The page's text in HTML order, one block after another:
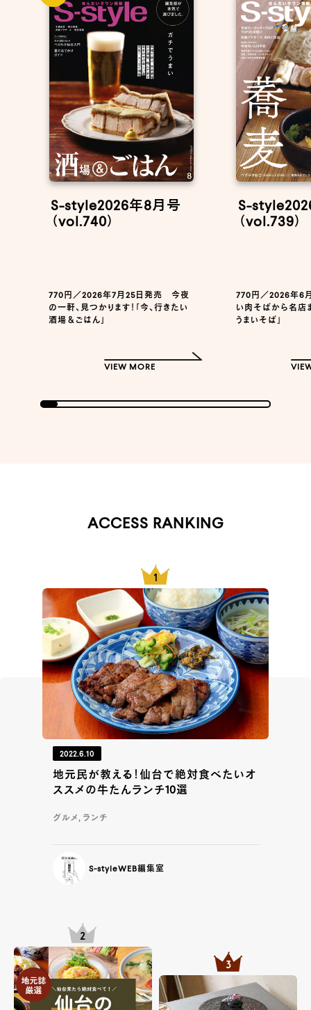
S-style2026年8月号
（vol.740）
770円／2026年7月25日発売 今夜
の一軒、見つかります！「今、行きたい
酒場＆ごはん」
VIEW MORE
S-
（vol.739）
770円／2026年6
い肉そばから名店
うまいそば」
ACCESS RANKING
2022.6.10
地元民が教える！仙台で絶対食べたいオ
ススメの牛たんランチ10選
グルメ, ランチ
S-styleWEB編集室